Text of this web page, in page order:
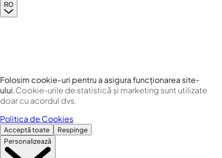
RO
Folosim cookie-uri pentru a asigura funcționarea site-
ului.Cookie-urile de statistică și marketing sunt utilizate
doar cu acordul dvs.
Politica de Cookies
Acceptă toate
Respinge
Personalizează